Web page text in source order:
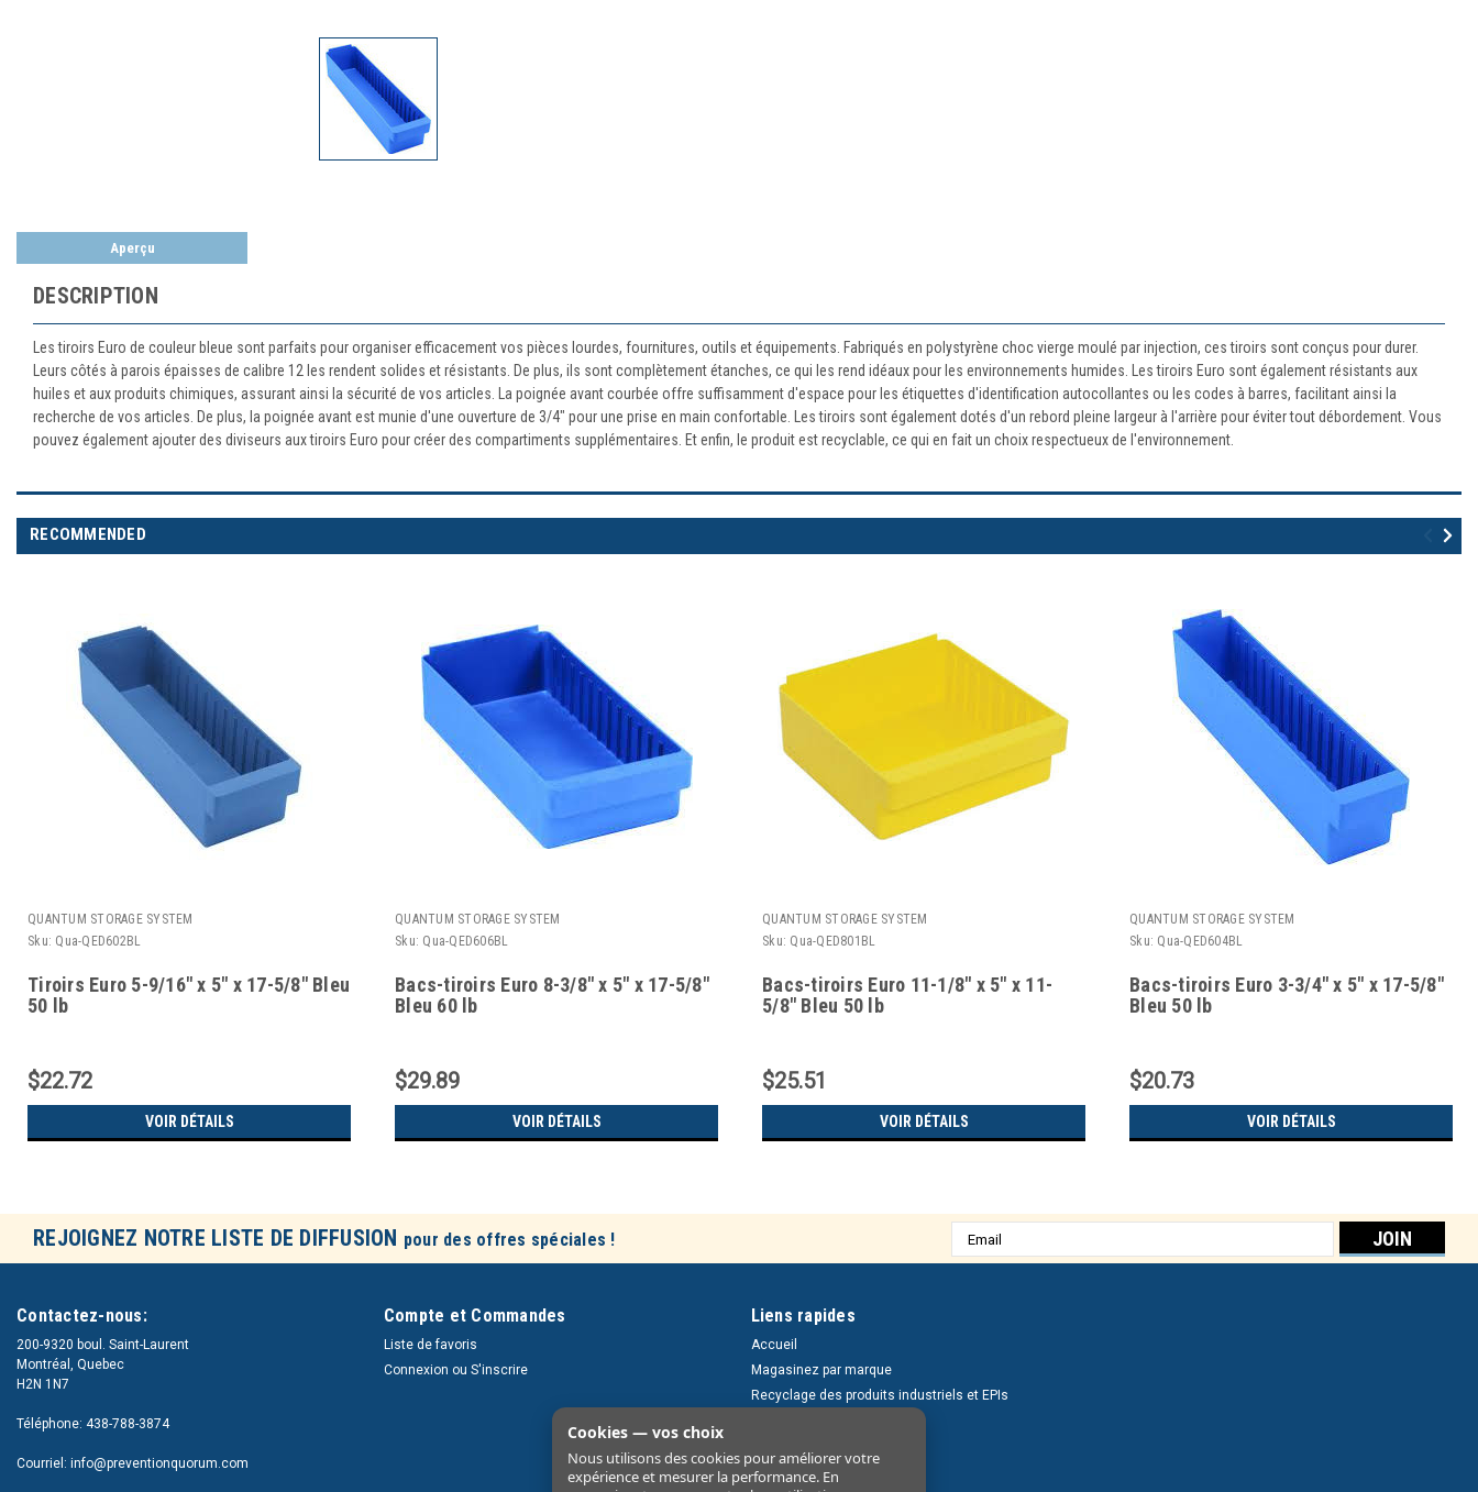
Aperçu
DESCRIPTION
Les tiroirs Euro de couleur bleue sont parfaits pour organiser efficacement vos pièces lourdes, fournitures, outils et équipements. Fabriqués en polystyrène choc vierge moulé par injection, ces tiroirs sont conçus pour durer.
Leurs côtés à parois épaisses de calibre 12 les rendent solides et résistants. De plus, ils sont complètement étanches, ce qui les rend idéaux pour les environnements humides. Les tiroirs Euro sont également résistants aux
huiles et aux produits chimiques, assurant ainsi la sécurité de vos articles. La poignée avant courbée offre suffisamment d'espace pour les étiquettes d'identification autocollantes ou les codes à barres, facilitant ainsi la
recherche de vos articles. De plus, la poignée avant est munie d'une ouverture de 3/4" pour une prise en main confortable. Les tiroirs sont également dotés d'un rebord pleine largeur à l'arrière pour éviter tout débordement. Vous
pouvez également ajouter des diviseurs aux tiroirs Euro pour créer des compartiments supplémentaires. Et enfin, le produit est recyclable, ce qui en fait un choix respectueux de l'environnement.
RECOMMENDED
QUANTUM STORAGE SYSTEM
Sku: Qua-QED602BL
Tiroirs Euro 5-9/16" x 5" x 17-5/8" Bleu
50 lb
$22.72
VOIR DÉTAILS
QUANTUM STORAGE SYSTEM
Sku: Qua-QED606BL
Bacs-tiroirs Euro 8-3/8" x 5" x 17-5/8"
Bleu 60 lb
$29.89
VOIR DÉTAILS
QUANTUM STORAGE SYSTEM
Sku: Qua-QED801BL
Bacs-tiroirs Euro 11-1/8" x 5" x 11-
5/8" Bleu 50 lb
$25.51
VOIR DÉTAILS
QUANTUM STORAGE SYSTEM
Sku: Qua-QED604BL
Bacs-tiroirs Euro 3-3/4" x 5" x 17-5/8"
Bleu 50 lb
$20.73
VOIR DÉTAILS
REJOIGNEZ NOTRE LISTE DE DIFFUSION pour des offres spéciales !
Adresse
e-
Contactez-nous:
200-9320 boul. Saint-Laurent
Montréal, Quebec
H2N 1N7
Téléphone: 438-788-3874
Courriel: info@preventionquorum.com
Compte et Commandes
Liste de favoris
Connexion ou S'inscrire
Liens rapides
Accueil
Magasinez par marque
Recyclage des produits industriels et EPIs
Nous contacter
Cookies — vos choix
Nous utilisons des cookies pour améliorer votre
expérience et mesurer la performance. En